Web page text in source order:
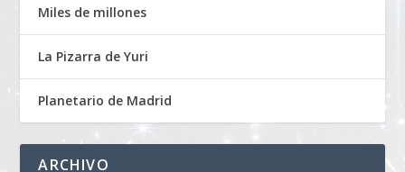
Miles de millones
La Pizarra de Yuri
Planetario de Madrid
ARCHIVO